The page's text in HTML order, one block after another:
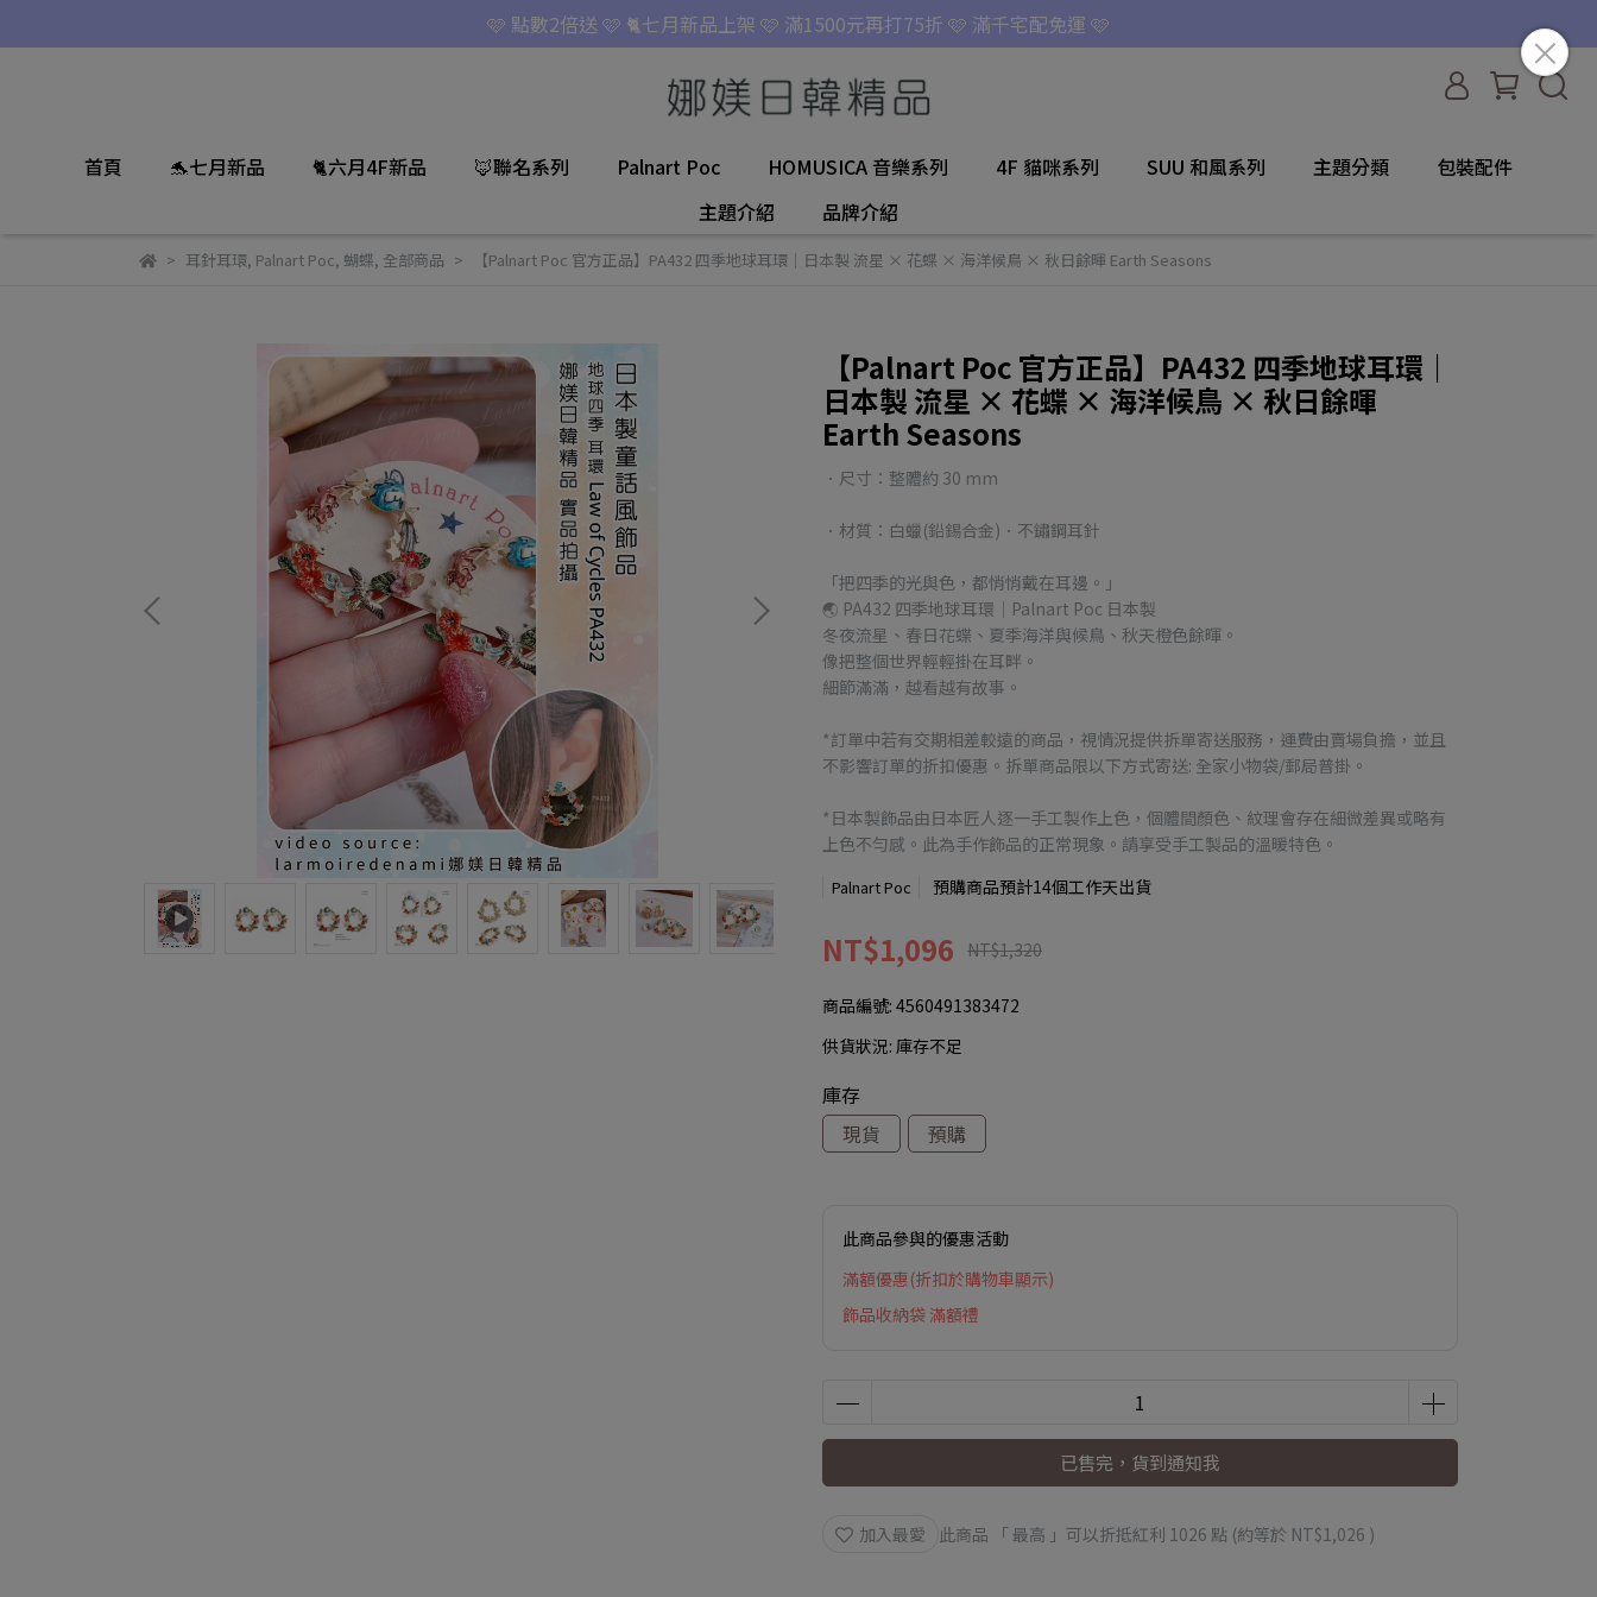
🩷 點數2倍送 🩷 🐈七月新品上架 🩷 滿1500元再打75折 🩷 滿千宅配免運 🩷
首頁 🐬七月新品 🐈六月4F新品 🦊聯名系列 Palnart Poc HOMUSICA 音樂系列 4F 貓咪系列 SUU 和風系列 主題分類
包裝配件
主題介紹
品牌介紹
耳針耳環, Palnart Poc, 蝴蝶, 全部商品 【Palnart Poc 官方正品】PA432 四季地球耳環｜日本製 流星 × 花蝶 × 海洋候鳥 × 秋日餘暉 Earth Seasons
【Palnart Poc 官方正品】PA432 四季地球耳環｜
日本製 流星 × 花蝶 × 海洋候鳥 × 秋日餘暉
Earth Seasons
．尺寸：整體約 30 mm
．材質：白蠟(鉛錫合金)．不鏽鋼耳針
「把四季的光與色，都悄悄戴在耳邊。」
🌏 PA432 四季地球耳環｜Palnart Poc 日本製
冬夜流星、春日花蝶、夏季海洋與候鳥、秋天橙色餘暉。
像把整個世界輕輕掛在耳畔。
細節滿滿，越看越有故事。
*訂單中若有交期相差較遠的商品，視情況提供拆單寄送服務，運費由賣場負擔，並且
不影響訂單的折扣優惠。拆單商品限以下方式寄送: 全家小物袋/郵局普掛。
*日本製飾品由日本匠人逐一手工製作上色，個體間顏色、紋理會存在細微差異或略有
上色不勻感。此為手作飾品的正常現象。請享受手工製品的溫暖特色。
Palnart Poc 預購商品預計14個工作天出貨
NT$1,096 NT$1,320
商品編號: 4560491383472
供貨狀況: 庫存不足
庫存
現貨
預購
此商品參與的優惠活動
滿額優惠(折扣於購物車顯示)
飾品收納袋 滿額禮
已售完，貨到通知我
加入最愛 此商品 「 最高 」可以折抵紅利 1026 點 (約等於 NT$1,026 )